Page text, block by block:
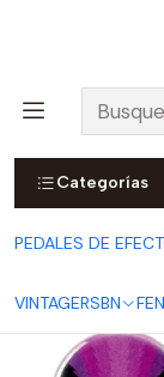
Categorías
PEDALES DE
VINTAGERSBN
Por compras
Padre
Inicio
Pack de 6